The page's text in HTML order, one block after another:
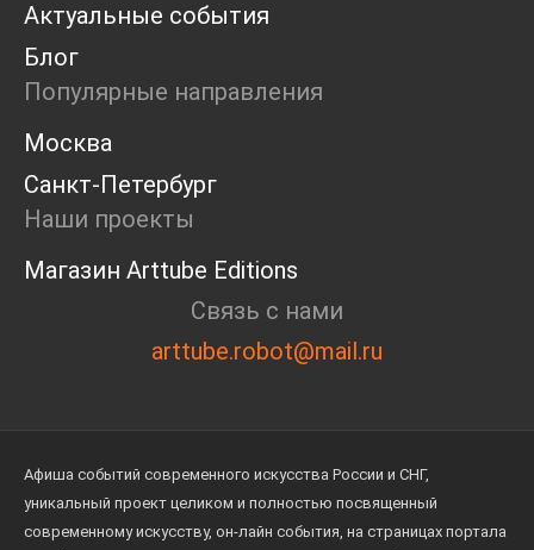
Актуальные события
Блог
Популярные направления
Москва
Санкт-Петербург
Наши проекты
Магазин Arttube Editions
Связь с нами
arttube.robot@mail.ru
Афиша событий современного искусства России и СНГ,
уникальный проект целиком и полностью посвященный
современному искусству, он-лайн события, на страницах портала